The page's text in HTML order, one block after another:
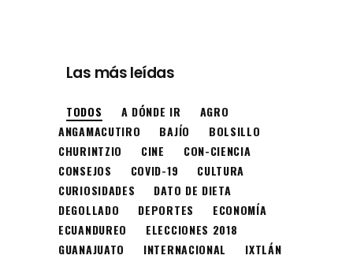
Las más leídas
TODOS A DÓNDE IR
AGRO
ANGAMACUTIRO
BAJÍO
BOLSILLO
CHURINTZIO
CINE
CON-CIENCIA
CONSEJOS
COVID-19
CULTURA
CURIOSIDADES
DATO DE DIETA
DEGOLLADO
DEPORTES
ECONOMÍA
ECUANDUREO
ELECCIONES 2018
GUANAJUATO
INTERNACIONAL
IXTLÁN